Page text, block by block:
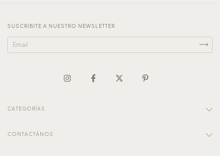
SUSCRIBITE A NUESTRO NEWSLETTER
CATEGORÍAS
CONTACTÁNOS